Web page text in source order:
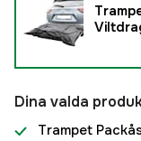
Dina valda
Trampet